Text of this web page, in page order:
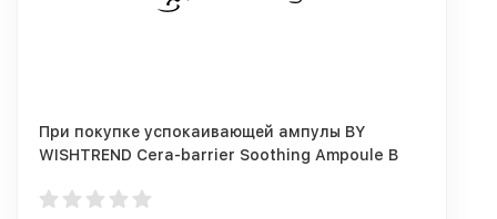
При покупке успокаивающей ампулы BY
WISHTREND Cera-barrier Soothing Ampoule В